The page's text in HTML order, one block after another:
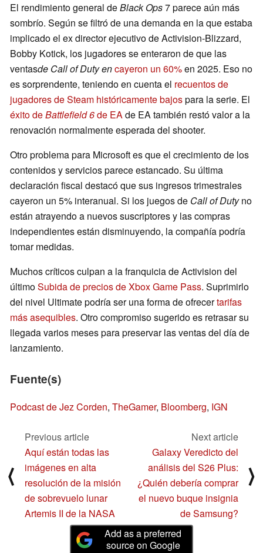
El rendimiento general deBlack Ops7 parece aún más
sombrío. Según se filtró de una demanda en la que estaba
implicado el ex director ejecutivo de Activision-Blizzard,
Bobby Kotick, los jugadores se enteraron de que las
ventasde Call of Duty encayeron un 60%en 2025. Eso no
es sorprendente, teniendo en cuenta el recuentos de
jugadores de Steam históricamente bajospara la serie. El
éxito deBattlefield 6de EAde EA también restó valor a la
renovación normalmente esperada del shooter.
Otro problema para Microsoft es que el crecimiento de los
contenidos y servicios parece estancado. Su última
declaración fiscal destacó que sus ingresos trimestrales
cayeron un 5% interanual. Si los juegos de Call of Dutyno
están atrayendo a nuevos suscriptores y las compras
independientes están disminuyendo, la compañía podría
tomar medidas.
Muchos críticos culpan a la franquicia de Activision del
últimoSubida de precios de Xbox Game Pass. Suprimirlo
del nivel Ultimate podría ser una forma de ofrecertarifas
más asequibles. Otro compromiso sugerido es retrasar su
llegada varios meses para preservar las ventas del día de
lanzamiento.
Fuente(s)
Podcast de Jez Corden, TheGamer, Bloomberg, IGN
⟨
Previous article
Aquí están todas las
imágenes en alta
resolución de la misión
de sobrevuelo lunar
Artemis II de la NASA
Next article
Galaxy Veredicto del
análisis del S26 Plus:
¿Quién debería comprar
el nuevo buque insignia
de Samsung?
⟩
Add as a preferred
source on Google